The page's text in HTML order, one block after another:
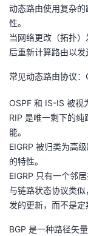
动态路由使用复杂
性。
当网络更改（拓扑
后重新计算路由以发
常见动态路由协议：
OSPF 和 IS-IS 被视
RIP 是唯一剩下的
能。
EIGRP 被归类为高
的特性。
EIGRP 只有一个邻
与链路状态协议类
发的更新，而不是定
BGP 是一种路径矢